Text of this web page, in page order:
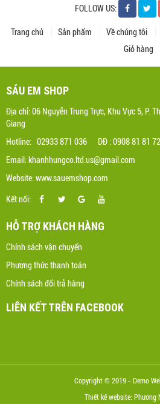
FOLLOW US:
Trang chủ Sản phẩm Về chúng tôi
Giỏ hàng
SÁU EM SHOP
Địa chỉ: 06 Nguyễn Trung Trực, Khu Vực 5, P.
Giang
Hotline: 02933 871 036 DĐ : 0908 81 81 72
Email: khanhhungco.ltd.us@gmail.com
Website: www.sauemshop.com
Kết nối:
HỖ TRỢ KHÁCH HÀNG
Chính sách vận chuyển
Phương thức thanh toán
Chính sách đổi trả hàng
LIÊN KẾT TRÊN FACEBOOK
Copyright © 2019 - Demo
Thiết kế website: Phương